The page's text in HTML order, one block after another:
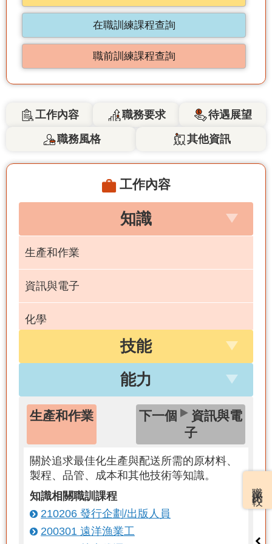
在職訓練課程查詢
職前訓練課程查詢
工作內容 職務要求
待遇展望
職務風格
其他資訊
工作內容
知識
生產和作業
資訊與電子
化學
公共安全和資訊安全
技能
能力
生產和作業 下一個
資訊與電
子
關於追求最佳化生產與配送所需的原材料、
製程、品管、成本和其他技術等知識。
知識相關職訓課程
210206 發行企劃/出版人員
200301 遠洋漁業工